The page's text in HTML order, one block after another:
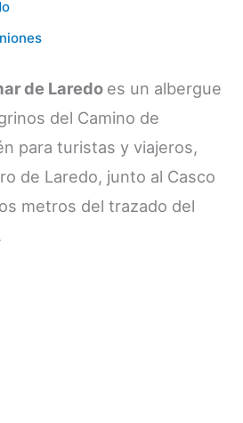
de Laredo es un albergue
del Camino de
para turistas y viajeros,
de Laredo, junto al Casco
metros del trazado del